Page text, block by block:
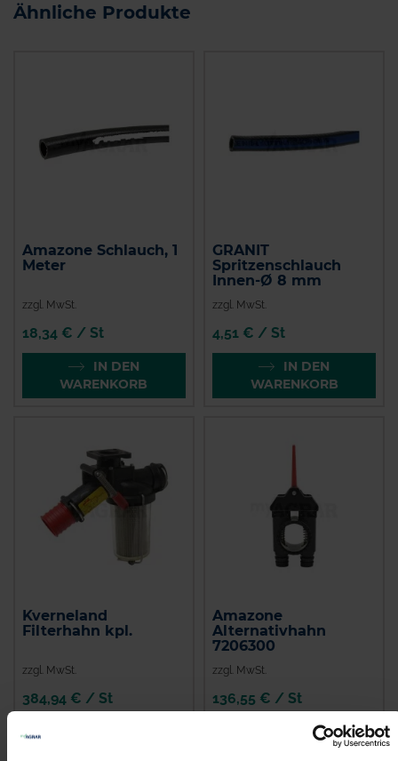
Ähnliche Produkte
Amazone Schlauch, 1
Meter
zzgl. MwSt.
18,34 € / St
IN DEN
WARENKORB
GRANIT
Spritzenschlauch
Innen-Ø 8 mm
zzgl. MwSt.
4,51 € / St
IN DEN
WARENKORB
Kverneland
Filterhahn kpl.
zzgl. MwSt.
384,94 € / St
Amazone
Alternativhahn
7206300
zzgl. MwSt.
136,55 € / St
IN DEN
WARENKORB